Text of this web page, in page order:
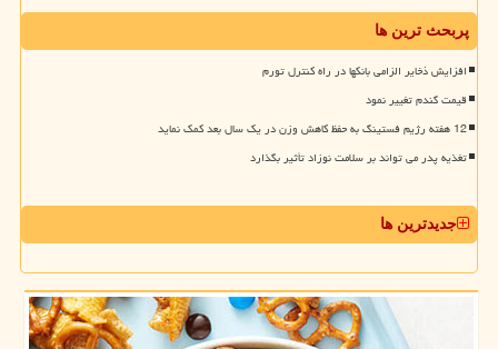
پربحث ترین ها
افزایش ذخایر الزامی بانکها در راه کنترل تورم
قیمت گندم تغییر نمود
12 هفته رژیم فستینگ به حفظ کاهش وزن در یک سال بعد کمک نماید
تغذیه پدر می تواند بر سلامت نوزاد تأثیر بگذارد
جدیدترین ها